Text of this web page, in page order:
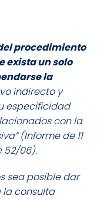
procedimiento
exista un solo
la
indirecto y
especificidad
con la
(Informe de 11
52/06).
sea posible dar
la consulta